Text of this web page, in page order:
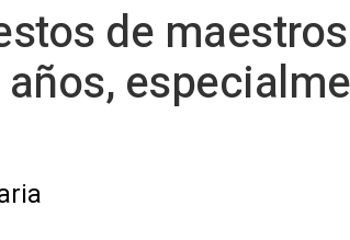
de maestros